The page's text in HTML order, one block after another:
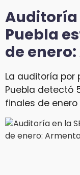
Auditoría
Puebla
de
La auditoría por
Puebla detectó
finales de enero